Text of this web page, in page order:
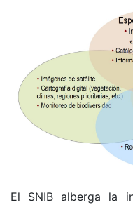
El SNIB alberga la